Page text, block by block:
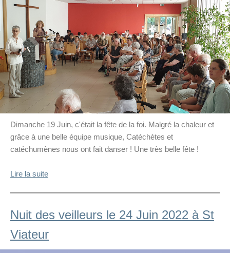
Dimanche 19 Juin, c'était la fête de la foi. Malgré la chaleur et
grâce à une belle équipe musique, Catéchètes et
catéchumènes nous ont fait danser ! Une très belle fête !
Lire la suite
Nuit des veilleurs le 24 Juin 2022 à St
Viateur